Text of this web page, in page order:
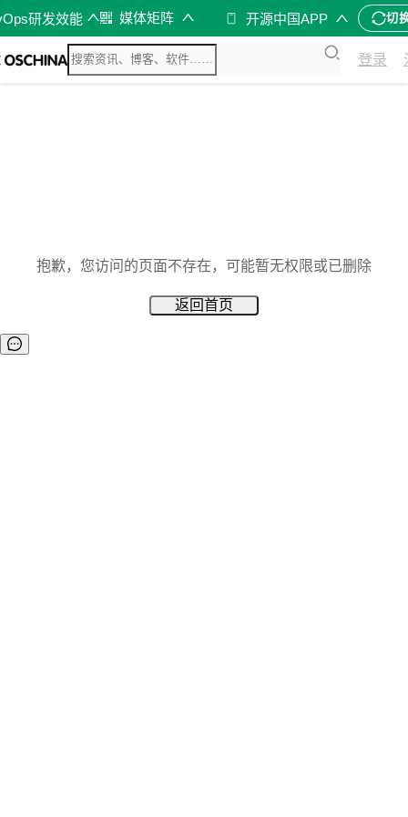
研发效能 媒体矩阵 开源中国APP 切
登录
抱歉，您访问的页面不存在，可能暂无权限或已删除
返回首页